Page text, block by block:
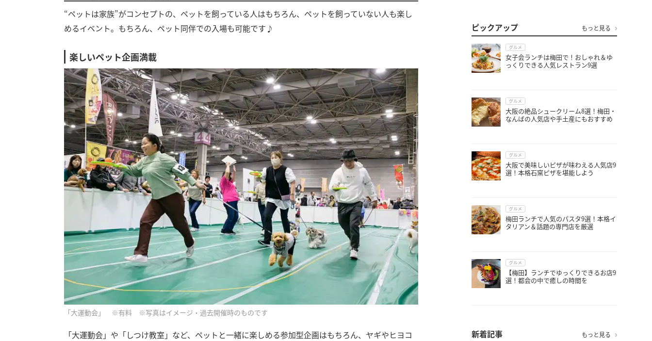
“ペットは家族”がコンセプトの、ペットを飼っている人はもちろん、ペットを飼っていない人も楽し
めるイベント。もちろん、ペット同伴での入場も可能です♪
楽しいペット企画満載
「大運動会」 ※有料 ※写真はイメージ・過去開催時のものです
「大運動会」や「しつけ教室」など、ペットと一緒に楽しめる参加型企画はもちろん、ヤギやヒヨコ
ピックアップ もっと見る
グルメ
女子会ランチは梅田で！おしゃれ＆ゆ
っくりできる人気レストラン9選
グルメ
大阪の絶品シュークリーム8選！梅田・
なんばの人気店や手土産にもおすすめ
グルメ
大阪で美味しいピザが味わえる人気店9
選！本格石窯ピザを堪能しよう
グルメ
梅田ランチで人気のパスタ9選！本格イ
タリアン＆話題の専門店を厳選
グルメ
【梅田】ランチでゆっくりできるお店9
選！都会の中で癒しの時間を
新着記事 もっと見る